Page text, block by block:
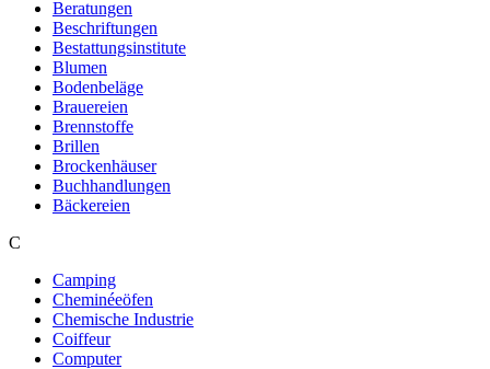
Beratungen
Beschriftungen
Bestattungsinstitute
Blumen
Bodenbeläge
Brauereien
Brennstoffe
Brillen
Brockenhäuser
Buchhandlungen
Bäckereien
C
Camping
Cheminéeöfen
Chemische Industrie
Coiffeur
Computer